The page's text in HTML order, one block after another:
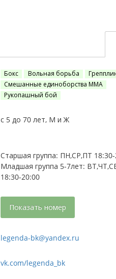
Бокс Вольная борьба
Смешанные единоборства ММА
Рукопашный бой
с 5 до 70 лет, М и Ж
Старшая группа: ПН,СР,ПТ
Младшая группа 5-7лет:
18:30-20:00
Показать номер
legenda-bk@yandex.ru
vk.com/legenda_bk